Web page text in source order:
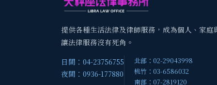
提供各種生活法律及律師服務，成為個人、家庭
讓法律服務沒有死角。
日間：04-23756755
夜間：0936-177880
北部：02-29043998
桃竹：03-6586032
南部：07-2819120